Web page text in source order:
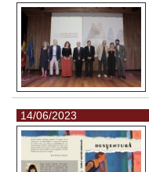
14/06/2023